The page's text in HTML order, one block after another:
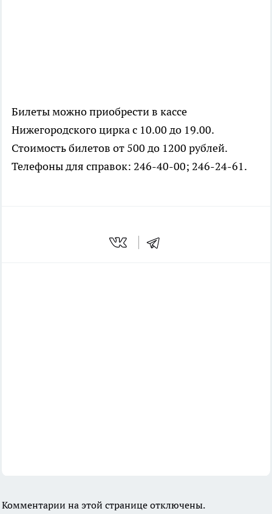
Билеты можно приобрести в кассе
Нижегородского цирка с 10.00 до 19.00.
Стоимость билетов от 500 до 1200 рублей.
Телефоны для справок: 246-40-00; 246-24-61.
Комментарии на этой странице отключены.